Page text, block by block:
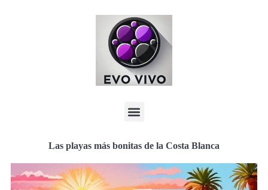
Las playas más bonitas de la Costa Blanca